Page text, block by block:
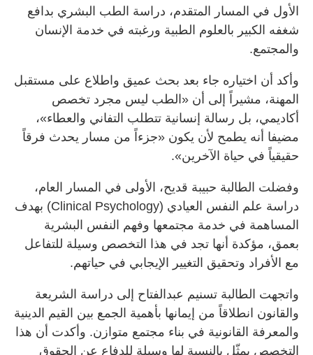
الأول في المسار المتقدم، دراسة الطب البشري بدافع
شغفه الكبير بالعلوم الطبية ورغبته في خدمة الإنسان
والمجتمع.
وأكد أن اختياره جاء بعد بحث عميق واطلاع على مستقبل
المهنة، مشيراً إلى أن «الطب ليس مجرد تخصص
أكاديمي، بل رسالة إنسانية تتطلب التفاني والعطاء»،
مضيفا أنه يطمح لأن يكون «جزءاً من مسار يحدث فرقاً
حقيقياً في حياة الآخرين».
وفضلت الطالبة حبيبة قديح، الأولى في المسار العام،
دراسة علم النفس العيادي (Clinical Psychology) بهدف
المساهمة في خدمة مجتمعها وفهم النفس البشرية
بعمق، مؤكدة أنها تجد في هذا التخصص وسيلة للتفاعل
مع الأفراد وتحقيق التغيير الإيجابي في حياتهم.
واتجهت الطالبة تسنيم عبدالفتاح إلى دراسة الشريعة
والقانون انطلاقاً من إيمانها بأهمية الجمع بين القيم الدينية
والمعرفة القانونية في بناء مجتمع متوازن. وأكدت أن هذا
التخصص يمثّل بالنسبة لها وسيلة للدفاع عن الحقوق